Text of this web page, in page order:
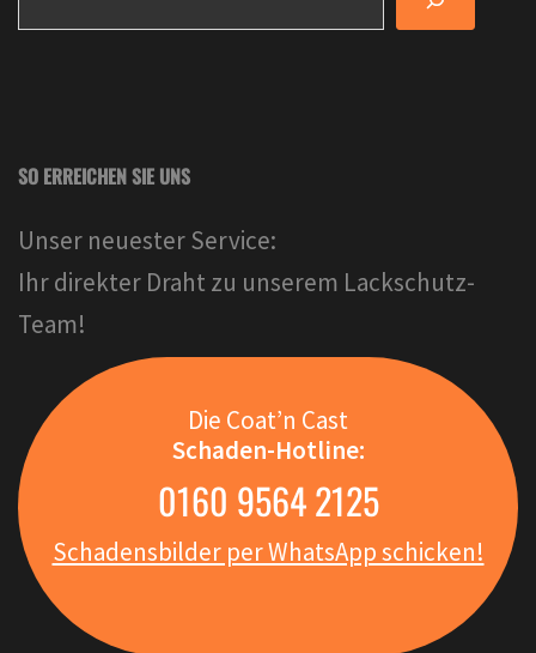
SO ERREICHEN SIE UNS
Unser neuester Service:
Ihr direkter Draht zu unserem Lackschutz-
Team!
Die Coat’n Cast
Schaden-Hotline:
0160 9564 2125
Schadensbilder per WhatsApp schicken!